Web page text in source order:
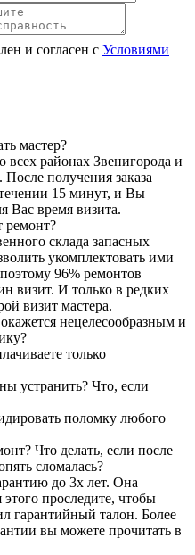
и согласен с Условиями
мастер?
всех районах Звенигорода и
получения заказа
15 минут, и Вы
Вас время визита.
ремонт?
склада запасных
укомплектовать ими
96% ремонтов
визит. И только в редких
визит мастера.
нецелесообразным и
только
устранить? Что, если
поломку любого
Что делать, если после
сломалась?
до 3х лет. Она
этого проследите, чтобы
гарантийный талон. Более
вы можете прочитать в